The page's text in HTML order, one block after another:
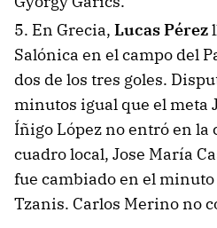
5. En Grecia, Lucas Pérez
Salónica en el campo del
dos de los tres goles.
minutos igual que el meta
Íñigo López no entró en la
cuadro local, Jose María
fue cambiado en el
Tzanis. Carlos Merino no